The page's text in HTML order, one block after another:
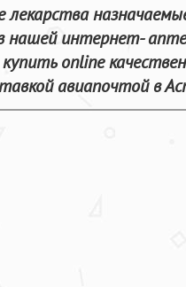
нашей интернет-
online
авиапочтой в